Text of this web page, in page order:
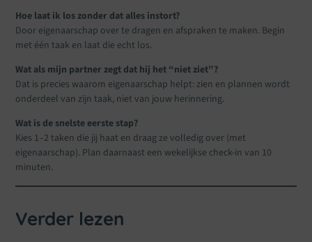
Hoe laat ik los zonder dat alles instort?
Door eigenaarschap over te dragen en afspraken te maken. Begin
met één taak en laat die echt los.
Wat als mijn partner zegt dat hij het “niet ziet”?
Dat is precies waarom eigenaarschap helpt: zien en plannen wordt
onderdeel van zijn taak, niet van jouw herinnering.
Wat is de snelste eerste stap?
Kies 1–2 taken die jij haat en draag ze volledig over (met
eigenaarschap). Plan daarnaast een wekelijkse check-in van 10
minuten.
Verder lezen